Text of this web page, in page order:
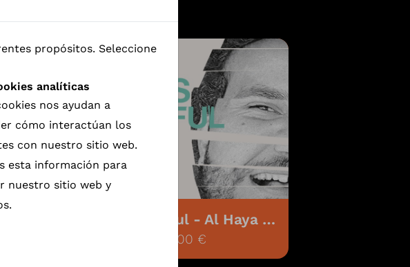
Life is Beautiful - Al Haya Helwa
320,00 €
propósitos. Seleccione
analíticas
nos ayudan a
cómo interactúan los
con nuestro sitio web.
esta información para
nuestro sitio web y